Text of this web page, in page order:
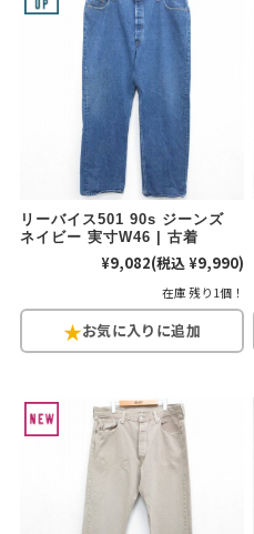
リーバイス501 90s ジーンズ
ネイビー 実寸W46 | 古着
¥9,082(税込 ¥9,990)
在庫 残り1個！